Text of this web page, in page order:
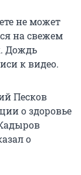
не может
на свежем
Дождь
к видео.
Песков
о здоровье
о